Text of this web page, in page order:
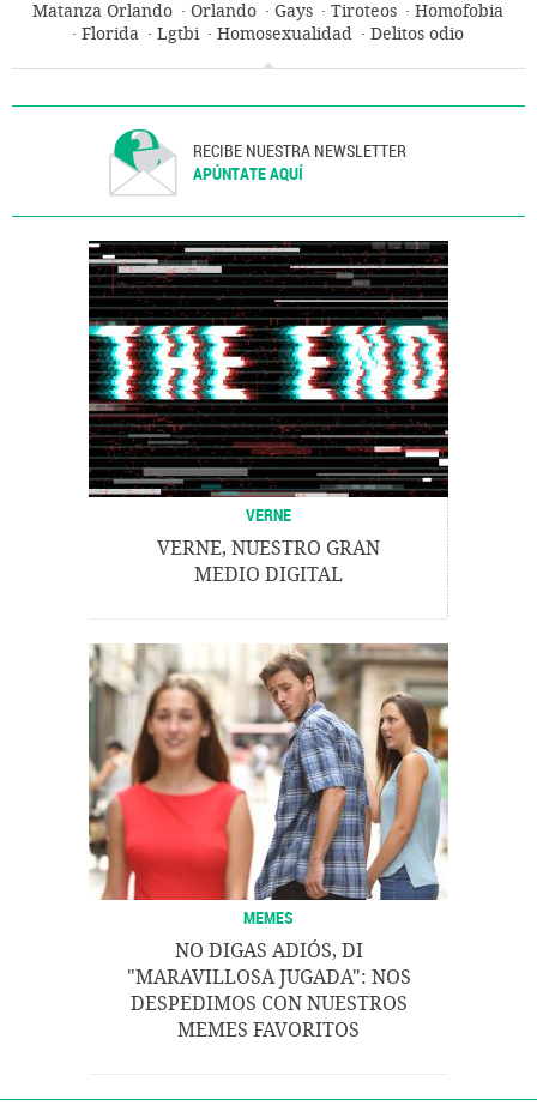
Matanza Orlando Orlando Gays Tiroteos
Homofobia
Florida
Lgtbi Homosexualidad
Delitos odio
RECIBE NUESTRA NEWSLETTER
APÚNTATE AQUÍ
VERNE
VERNE, NUESTRO GRAN
MEDIO DIGITAL
MEMES
NO DIGAS ADIÓS, DI
"MARAVILLOSA JUGADA": NOS
DESPEDIMOS CON NUESTROS
MEMES FAVORITOS